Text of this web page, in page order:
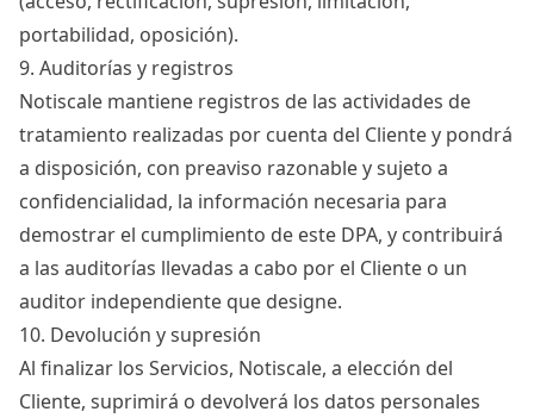
portabilidad, oposición).
9. Auditorías y registros
Notiscale mantiene registros de las actividades de
tratamiento realizadas por cuenta del Cliente y pondrá
a disposición, con preaviso razonable y sujeto a
confidencialidad, la información necesaria para
demostrar el cumplimiento de este DPA, y contribuirá
a las auditorías llevadas a cabo por el Cliente o un
auditor independiente que designe.
10. Devolución y supresión
Al finalizar los Servicios, Notiscale, a elección del
Cliente, suprimirá o devolverá los datos personales